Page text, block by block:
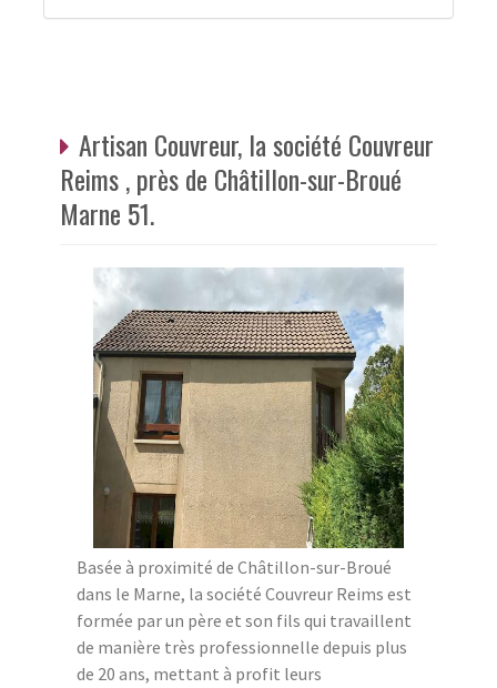
Artisan Couvreur, la société Couvreur
Reims , près de Châtillon-sur-Broué
Marne 51.
Basée à proximité de Châtillon-sur-Broué
dans le Marne, la société Couvreur Reims est
formée par un père et son fils qui travaillent
de manière très professionnelle depuis plus
de 20 ans, mettant à profit leurs